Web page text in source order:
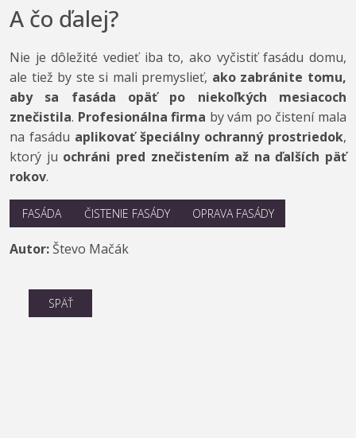
A čo ďalej?
Nie je dôležité vedieť iba to, ako vyčistiť fasádu domu,
ale tiež by ste si mali premyslieť, ako zabránite tomu,
aby sa fasáda opäť po niekoľkých mesiacoch
znečistila. Profesionálna firma by vám po čistení mala
na fasádu aplikovať špeciálny ochranný prostriedok,
ktorý ju ochráni pred znečistením až na ďalších päť
rokov.
FASÁDA ČISTENIE FASÁDY OPRAVA FASÁDY
Autor: Števo Mačák
SPÄŤ